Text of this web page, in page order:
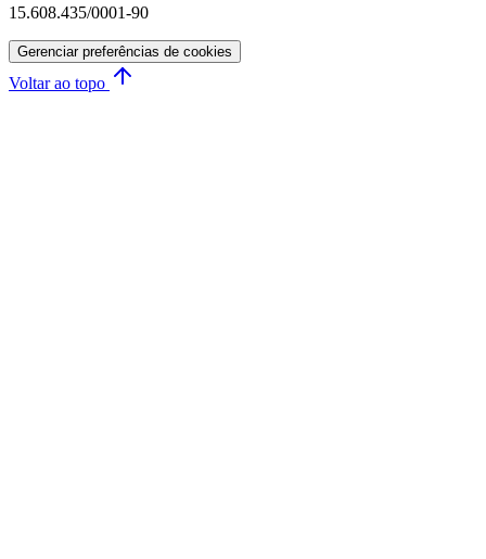
15.608.435/0001-90
Gerenciar preferências de cookies
Voltar ao topo